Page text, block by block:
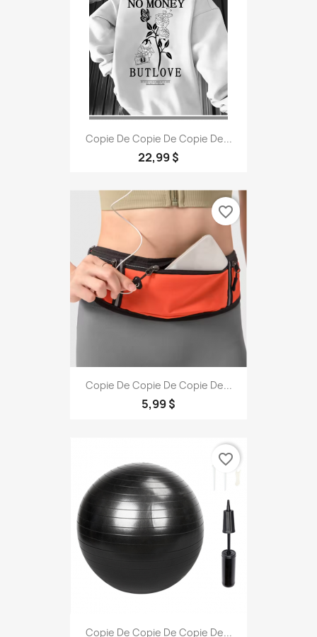
Copie De Copie De Copie De...
22,99 $
Copie De Copie De Copie De...
5,99 $
favorite_border
Copie De Copie De Copie De...
favorite_border